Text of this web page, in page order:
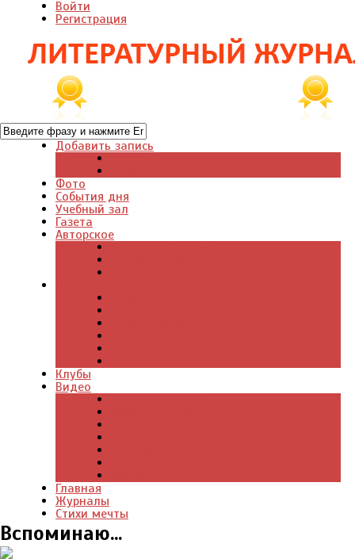
Войти
Регистрация
Добавить запись
Фото
События дня
Учебный зал
Газета
Авторское
Клубы
Видео
Главная
Журналы
Стихи мечты
Вспоминаю...